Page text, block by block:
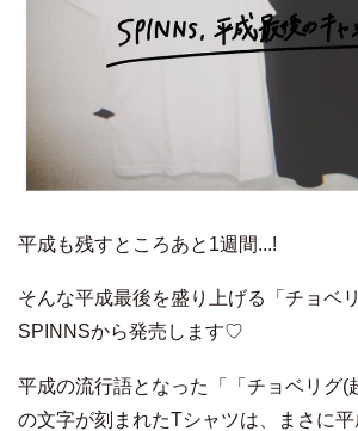
平成も残すところあと1週間...!
そんな平成最後を盛り上げる「チョベ
SPINNSから発売します♡
平成の流行語となった「「チョベリグ(
の文字が刻まれたTシャツは、まさに